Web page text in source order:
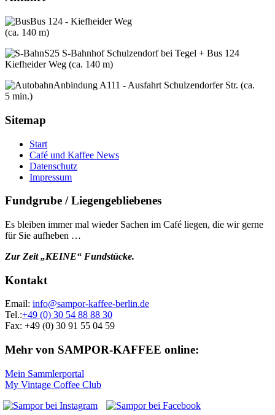
Bus 124 - Kiefheider Weg
(ca. 140 m)
S25 S-Bahnhof Schulzendorf bei Tegel + Bus 124
Kiefheider Weg (ca. 140 m)
Anbindung A111 - Ausfahrt Schulzendorfer Str. (ca.
5 min.)
Sitemap
Start
Café und Kaffee News
Datenschutz
Impressum
Fundgrube / Liegengebliebenes
Es bleiben immer mal wieder Sachen im Café liegen, die wir gerne
für Sie aufheben …
Zur Zeit „KEINE“ Fundstücke.
Kontakt
Email: info@sampor-kaffee-berlin.de
Tel.:+49 (0) 30 54 88 88 30
Fax: +49 (0) 30 91 55 04 59
Mehr von SAMPOR-KAFFEE online:
Mein Sammlerportal
My Vintage Coffee Club